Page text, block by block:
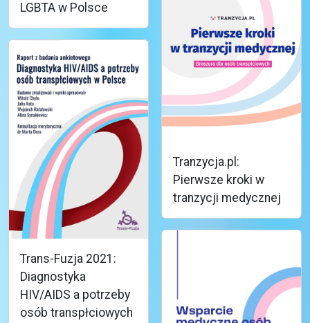
LGBTA w Polsce
Trans-Fuzja 2021:
Diagnostyka
HIV/AIDS a potrzeby
osób transpłciowych
Tranzycja.pl:
Pierwsze kroki w
tranzycji medycznej